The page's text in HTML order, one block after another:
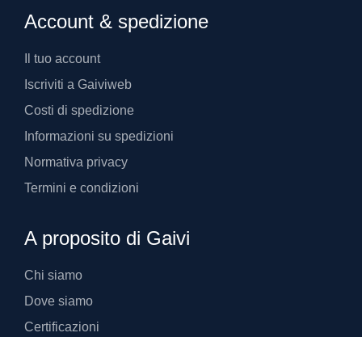
Account & spedizione
Il tuo account
Iscriviti a Gaiviweb
Costi di spedizione
Informazioni su spedizioni
Normativa privacy
Termini e condizioni
A proposito di Gaivi
Chi siamo
Dove siamo
Certificazioni